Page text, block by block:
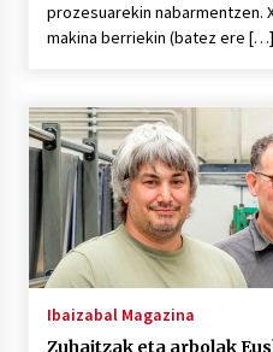
prozesuarekin nabarmentzen.
makina berriekin (batez ere […]
Ibaizabal Magazina
Zuhaitzak eta arbolak